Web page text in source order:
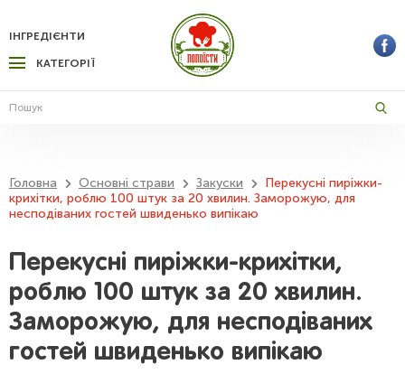
КАТЕГОРІЇ
ІНГРЕДІЄНТИ
Головна Основні страви Закуски
Перекусні пиріжки-
крихітки, роблю 100 штук за 20 хвилин. Заморожую, для
несподіваних гостей швиденько випікаю
Перекусні пиріжки-крихітки,
роблю 100 штук за 20 хвилин.
Заморожую, для несподіваних
гостей швиденько випікаю